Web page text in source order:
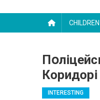
CHILDREN
INTERESTING